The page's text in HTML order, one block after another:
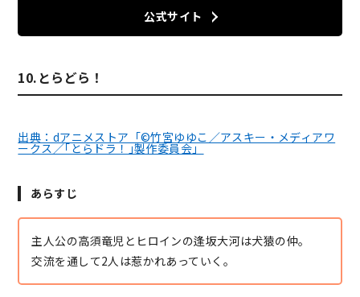
公式サイト
10.とらどら！
出典：dアニメストア「©竹宮ゆゆこ／アスキー・メディアワ
ークス／｢とらドラ！｣製作委員会」
あらすじ
主人公の高須竜児とヒロインの逢坂大河は犬猿の仲。
交流を通して2人は惹かれあっていく。